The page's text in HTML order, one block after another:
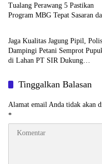
Tualang Perawang 5 Pastikan
Program MBG Tepat Sasaran
Berita
Jaga Kualitas Jagung Pipil,
Dampingi Petani Semprot
di Lahan PT SIR Dukung
Tinggalkan Balasan
Alamat email Anda tidak akan
*